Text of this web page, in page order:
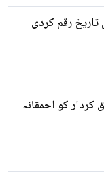
رقم کردی
کردار کو احمقانہ